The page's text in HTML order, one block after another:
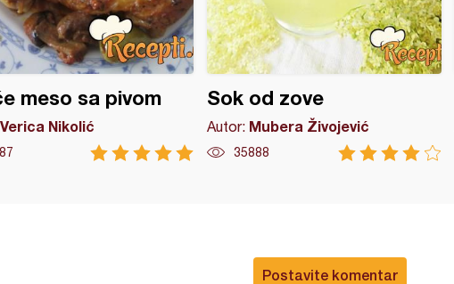
meso sa pivom
Verica Nikolić
Sok od zove
Autor: Mubera Živojević
35888
Postavite komentar